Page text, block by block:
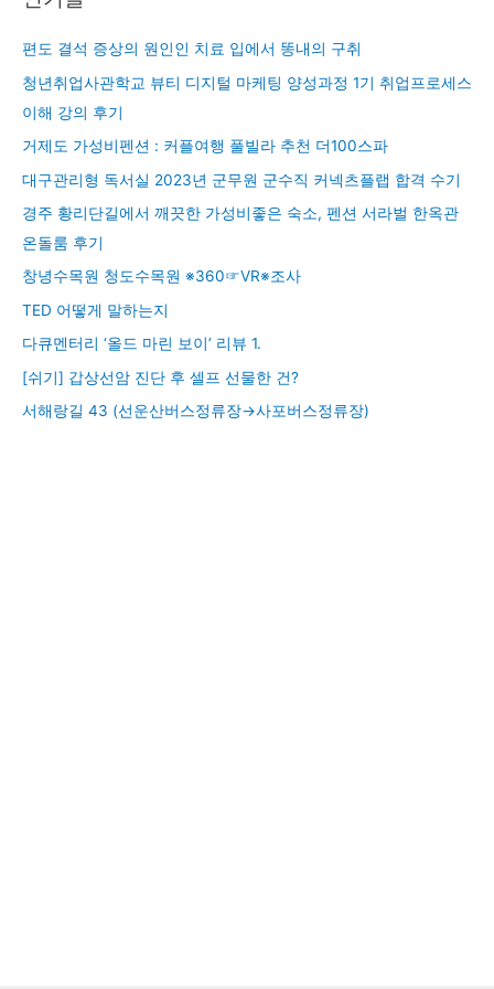
편도 결석 증상의 원인인 치료 입에서 똥내의 구취
청년취업사관학교 뷰티 디지털 마케팅 양성과정 1기 취업프로세스
이해 강의 후기
거제도 가성비펜션 : 커플여행 풀빌라 추천 더100스파
대구관리형 독서실 2023년 군무원 군수직 커넥츠플랩 합격 수기
경주 황리단길에서 깨끗한 가성비좋은 숙소, 펜션 서라벌 한옥관
온돌룸 후기
창녕수목원 청도수목원 ※360☞VR※조사
TED 어떻게 말하는지
다큐멘터리 ‘올드 마린 보이’ 리뷰 1.
[쉬기] 갑상선암 진단 후 셀프 선물한 건?
서해랑길 43 (선운산버스정류장→사포버스정류장)